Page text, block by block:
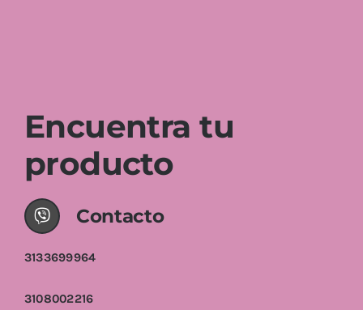
Encuentra tu
producto
Contacto
3133699964
3108002216